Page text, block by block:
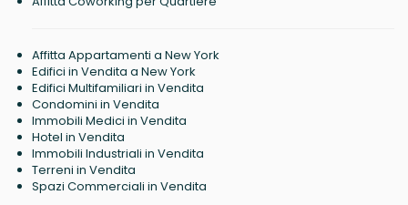
Affitta Appartamenti a New York
Edifici in Vendita a New York
Edifici Multifamiliari in Vendita
Condomini in Vendita
Immobili Medici in Vendita
Hotel in Vendita
Immobili Industriali in Vendita
Terreni in Vendita
Spazi Commerciali in Vendita